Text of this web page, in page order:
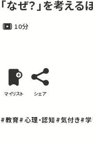
「なぜ？」を考え
10分
マイリスト シェア
#教育#心理・認知 #気付き#